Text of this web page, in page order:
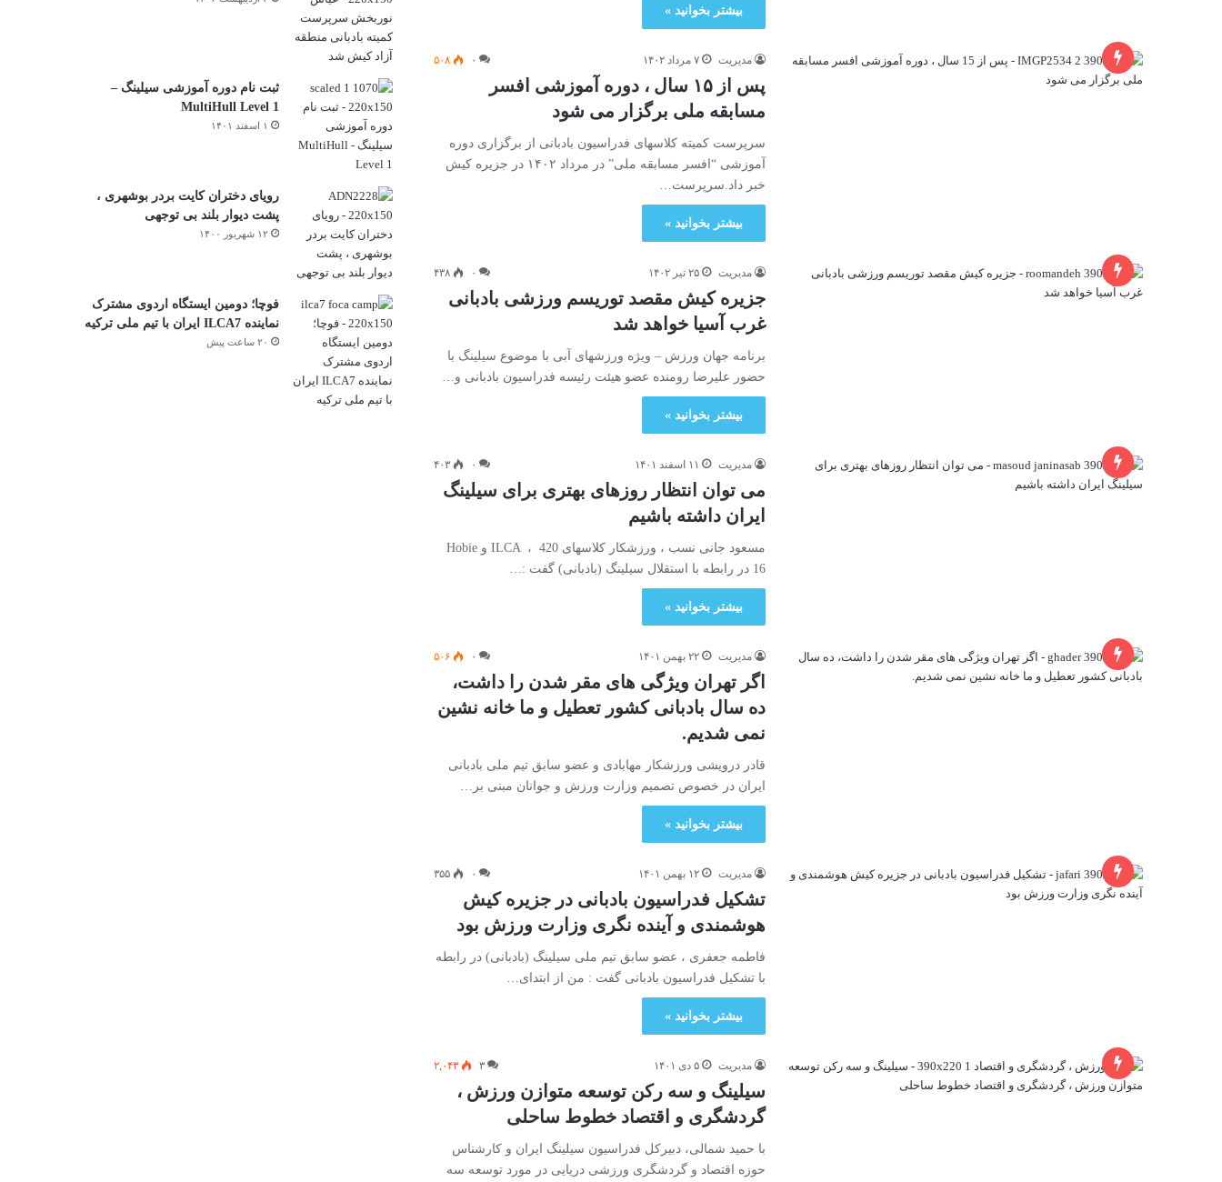
بیشتر بخوانید »
مدیریت ۷ مرداد ۱۴۰۲ ۰ ۵۰۸
پس از ۱۵ سال ، دوره آموزشی افسر
مسابقه ملی برگزار می شود
سرپرست کمیته کلاسهای فدراسیون بادبانی از برگزاری دوره
آموزشی “افسر مسابقه ملی” در مرداد ۱۴۰۲ در جزیره کیش
خبر داد.سرپرست…
بیشتر بخوانید »
مدیریت ۲۵ تیر ۱۴۰۲ ۰ ۴۳۸
جزیره کیش مقصد توریسم ورزشی بادبانی
غرب آسیا خواهد شد
برنامه جهان ورزش – ویژه ورزشهای آبی با موضوع سیلینگ با
حضور علیرضا رومنده عضو هیئت رئیسه فدراسیون بادبانی و…
بیشتر بخوانید »
مدیریت ۱۱ اسفند ۱۴۰۱ ۰ ۴۰۳
می توان انتظار روزهای بهتری برای سیلینگ
ایران داشته باشیم
مسعود جانی نسب ، ورزشکار کلاسهای ILCA ، 420 و Hobie
16 در رابطه با استقلال سیلینگ (بادبانی) گفت :…
بیشتر بخوانید »
مدیریت ۲۲ بهمن ۱۴۰۱ ۰ ۵۰۶
اگر تهران ویژگی های مقر شدن را داشت،
ده سال بادبانی کشور تعطیل و ما خانه نشین
نمی شدیم.
قادر‌ درویشی ورزشکار مهابادی و عضو سابق تیم ملی بادبانی
ایران در خصوص تصمیم وزارت ورزش و جوانان مبنی بر…
بیشتر بخوانید »
مدیریت ۱۲ بهمن ۱۴۰۱ ۰ ۳۵۵
تشکیل فدراسیون بادبانی در جزیره کیش
هوشمندی و آینده نگری وزارت ورزش بود
فاطمه جعفری ، عضو سابق تیم ملی سیلینگ (بادبانی) در رابطه
با تشکیل فدراسیون بادبانی گفت : من از ابتدای…
بیشتر بخوانید »
مدیریت ۵ دی ۱۴۰۱ ۳ ۲,۰۴۳
سیلینگ و سه رکن توسعه متوازن ورزش ،
گردشگری و اقتصاد خطوط ساحلی
با حمید شمالی، دبیرکل فدراسیون سیلینگ ایران و کارشناس
حوزه اقتصاد و گردشگری ورزشی دریایی در مورد توسعه سه
ثبت نام دوره آموزشی سیلینگ –
MultiHull Level 1
۱ اسفند ۱۴۰۱
رویای دختران کایت بردر بوشهری ،
پشت دیوار بلند بی توجهی
۱۲ شهریور ۱۴۰۰
فوچا؛ دومین ایستگاه اردوی مشترک
نماینده ILCA7 ایران با تیم ملی ترکیه
۲۰ ساعت پیش